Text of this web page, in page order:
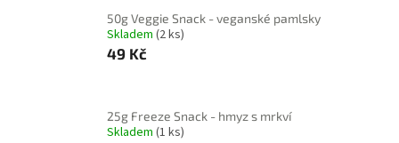
50g Veggie Snack - veganské pamlsky
Skladem (2 ks)
49 Kč
25g Freeze Snack - hmyz s mrkví
Skladem (1 ks)